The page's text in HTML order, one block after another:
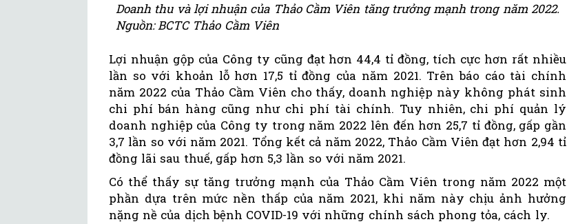
Doanh thu và lợi nhuận của Thảo Cầm Viên tăng trưởng mạnh trong năm 2022.
Nguồn: BCTC Thảo Cầm Viên
Lợi nhuận gộp của Công ty cũng đạt hơn 44,4 tỉ đồng, tích cực hơn rất nhiều
lần so với khoản lỗ hơn 17,5 tỉ đồng của năm 2021. Trên báo cáo tài chính
năm 2022 của Thảo Cầm Viên cho thấy, doanh nghiệp này không phát sinh
chi phí bán hàng cũng như chi phí tài chính. Tuy nhiên, chi phí quản lý
doanh nghiệp của Công ty trong năm 2022 lên đến hơn 25,7 tỉ đồng, gấp gần
3,7 lần so với năm 2021. Tổng kết cả năm 2022, Thảo Cầm Viên đạt hơn 2,94 tỉ
đồng lãi sau thuế, gấp hơn 5,3 lần so với năm 2021.
Có thể thấy sự tăng trưởng mạnh của Thảo Cầm Viên trong năm 2022 một
phần dựa trên mức nền thấp của năm 2021, khi năm này chịu ảnh hưởng
nặng nề của dịch bệnh COVID-19 với những chính sách phong tỏa, cách ly.